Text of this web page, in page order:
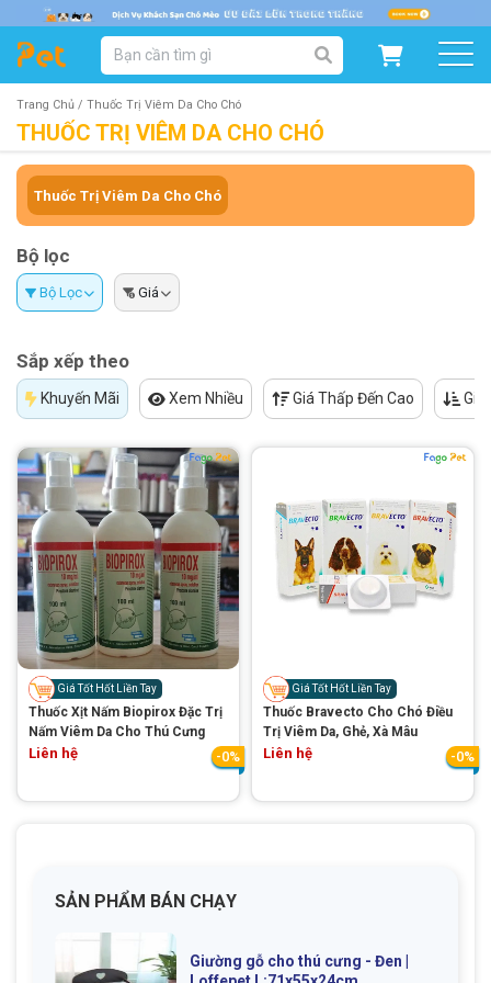
DANH MỤC SẢN PHẨM
SẢN PHẨM DÀNH CHO MÈO
SẨN PHẨM THEO THƯƠNG HIỆU
GIỚI THIỆU
DỊCH VỤ
Khách sạn chó mèo Spa chó mèo
Dịch vụ cắt tỉa lông chó
Trang Chủ / Thuốc Trị Viêm Da Cho Chó
THUỐC TRỊ VIÊM DA CHO CHÓ
Thuốc Trị Viêm Da Cho Chó
Bộ lọc
Bộ Lọc Giá
Sắp xếp theo
Khuyến Mãi Xem Nhiều Giá Thấp Đến Cao Giá
Giá Tốt Hốt Liền Tay
Thuốc Xịt Nấm Biopirox Đặc Trị
Nấm Viêm Da Cho Thú Cưng
Liên hệ -0%
Giá Tốt Hốt Liền Tay
Thuốc Bravecto Cho Chó Điều
Trị Viêm Da, Ghẻ, Xà Mâu
Liên hệ -0%
SẢN PHẨM BÁN CHẠY
Giường gỗ cho thú cưng - Đen |